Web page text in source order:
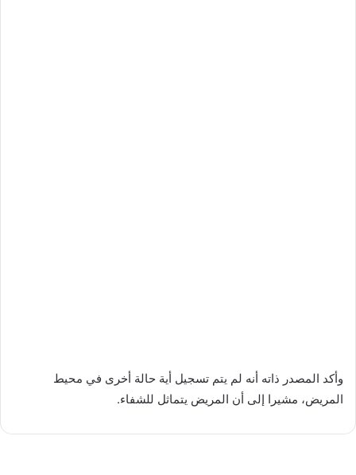
وأكد المصدر ذاته أنه لم يتم تسجيل أية حالة أخرى في محيط
المريض، مشيرا إلى أن المريض يتماثل للشفاء.